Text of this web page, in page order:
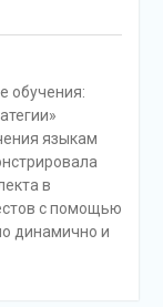
обучения:
языкам
в
с помощью
динамично и